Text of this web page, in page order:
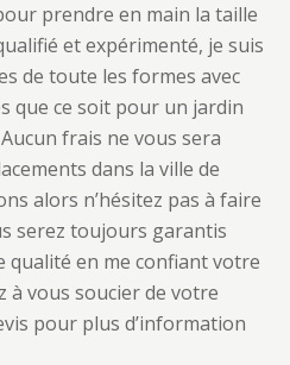
prendre en main la taille
et expérimenté, je suis
de toute les formes avec
que ce soit pour un jardin
frais ne vous sera
dans la ville de
alors n’hésitez pas à faire
serez toujours garantis
qualité en me confiant votre
à vous soucier de votre
pour plus d’information